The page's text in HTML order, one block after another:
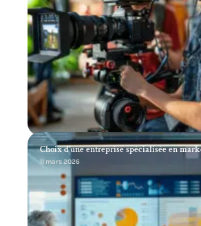
Choix d’une entreprise spécialisée en
11 mars 2026